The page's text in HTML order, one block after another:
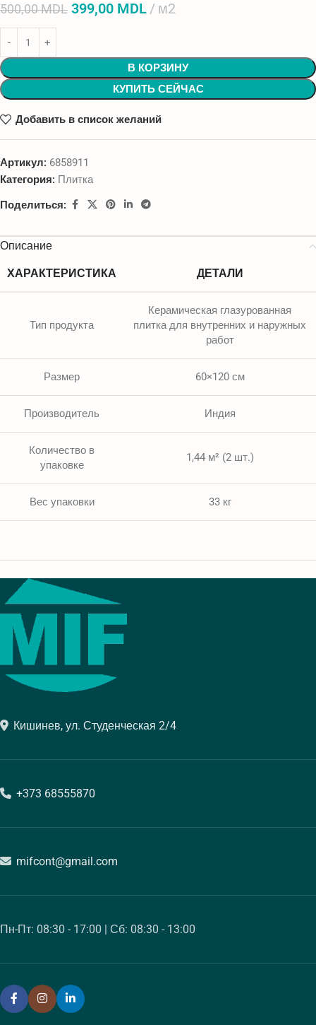
500,00MDL 399,00 MDL м2
В КОРЗИНУ
КУПИТЬ СЕЙЧАС
Добавить в список желаний
Артикул: 6858911
Категория: Плитка
Поделиться:
Описание
ХАРАКТЕРИСТИКА ДЕТАЛИ
Тип продукта
Керамическая глазурованная
плитка для внутренних и наружных
работ
Размер 60×120 см
Производитель Индия
Количество в
упаковке
1,44 м² (2 шт.)
Вес упаковки 33 кг
Кишинев, ул. Студенческая 2/4
+373 68555870
mifcont@gmail.com
Пн-Пт: 08:30 - 17:00 | Сб: 08:30 - 13:00